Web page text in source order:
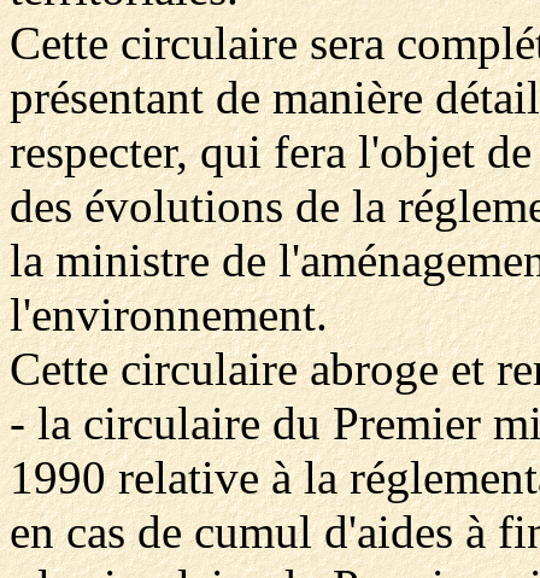
Cette circulaire sera
présentant de manière
respecter, qui fera l'objet
des évolutions de la
la ministre de
l'environnement.
Cette circulaire abroge et
- la circulaire du Premier
1990 relative à la
en cas de cumul d'aides à